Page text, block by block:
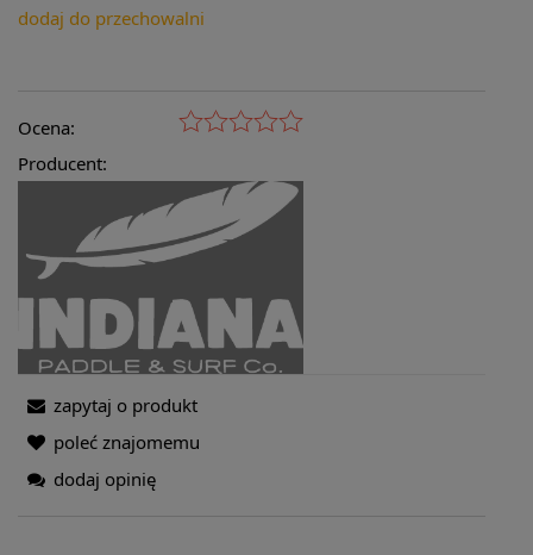
dodaj do przechowalni
Ocena:
Producent:
zapytaj o produkt
poleć znajomemu
dodaj opinię